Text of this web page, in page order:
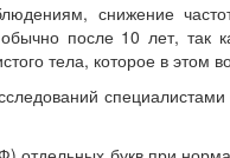
снижение
после 10 лет, так
тела, которое в этом